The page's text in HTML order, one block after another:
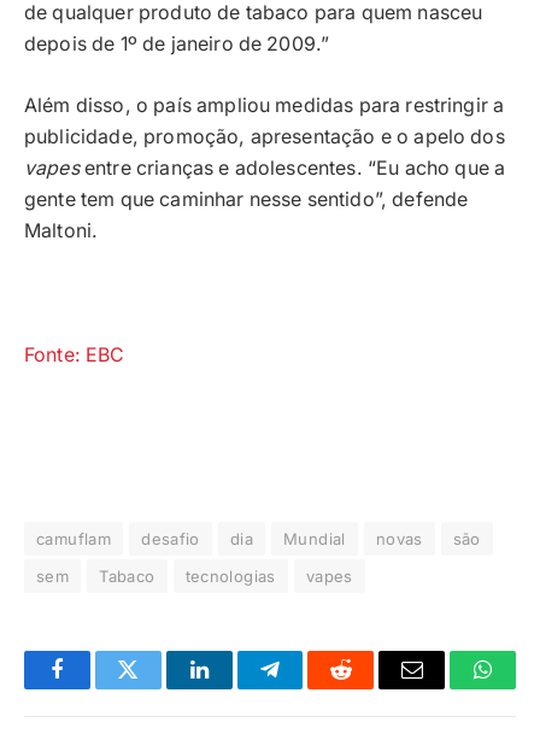
de qualquer produto de tabaco para quem nasceu
depois de 1º de janeiro de 2009.”
Além disso, o país ampliou medidas para restringir a
publicidade, promoção, apresentação e o apelo dos
vapesentre crianças e adolescentes. “Eu acho que a
gente tem que caminhar nesse sentido”, defende
Maltoni.
Fonte: EBC
camuflam desafio dia Mundial novas
são
sem
Tabaco tecnologias vapes
FacebookTwitter LinkedInTelegramaReddit
E-